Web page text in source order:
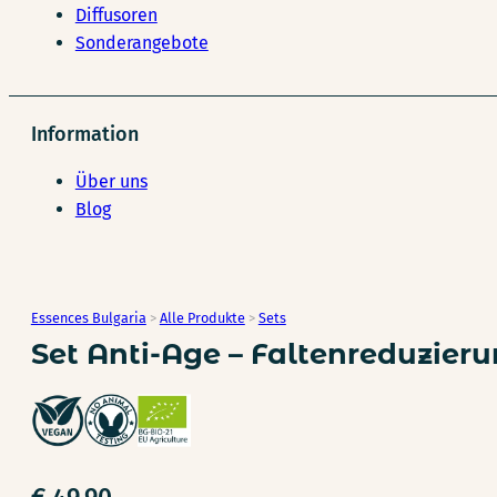
Diffusoren
Sonderangebote
Information
Über uns
Blog
Essences Bulgaria > Alle Produkte > Sets
Set Anti-Age –